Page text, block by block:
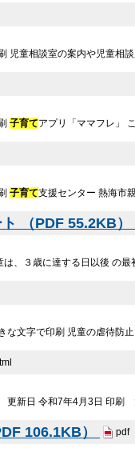
童相談室の案内や児童相
子育てアプリ「ママフレ」
子育て支援センター 熱海市
（PDF 55.2KB）
、３歳に達する日以後 の
文字で印刷 児童の虐待防
更新日 令和7年4月3日 印刷
106.1KB） pdf